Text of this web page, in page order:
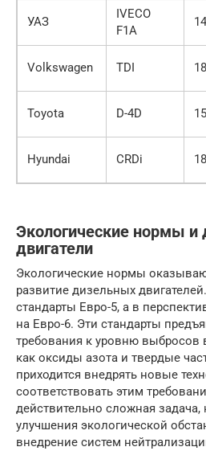
УАЗ
IVECO
F1A
Volkswagen TDI
Toyota D-4D
Hyundai CRDi
Экологические нормы и
двигатели
Экологические нормы
развитие дизельных
стандарты Евро-5, а в
на Евро-6. Эти стандарты
требования к уровню выбросов
как оксиды азота и твердые
приходится внедрять новые
соответствовать этим
действительно сложная
улучшения экологической
внедрение систем